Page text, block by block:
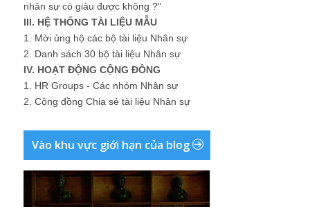
nhân sự có giàu được không ?"
III. HỆ THỐNG TÀI LIỆU MẪU
1. Mời ủng hộ các bộ tài liệu Nhân sự
2. Danh sách 30 bộ tài liệu Nhân sự
IV. HOẠT ĐỘNG CỘNG ĐỒNG
1. HR Groups - Các nhóm Nhân sự
2. Cộng đồng Chia sẻ tài liệu Nhân sự
Vào khu vực giới hạn của blog